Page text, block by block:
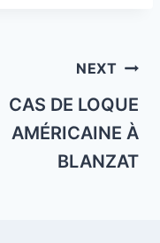
NEXT
CAS DE LOQUE
AMÉRICAINE À
BLANZAT